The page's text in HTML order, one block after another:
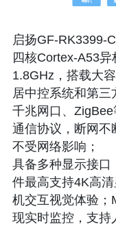
启扬GF-RK3399-
四核Cortex-A53
1.8GHz，搭载大
居中控系统和第
千兆网口、
通信协议，断网不
不受网络影响；
具备多种显示接口
件最高支持4K高
机交互视觉体验；
现实时监控，支持